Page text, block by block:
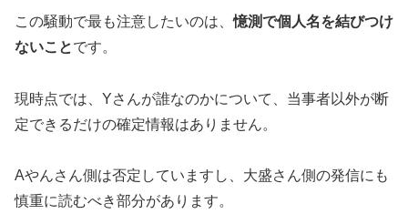
この騒動で最も注意したいのは、憶測で個人名を結びつけ
ないことです。
現時点では、Yさんが誰なのかについて、当事者以外が断
定できるだけの確定情報はありません。
Aやんさん側は否定していますし、大盛さん側の発信にも
慎重に読むべき部分があります。